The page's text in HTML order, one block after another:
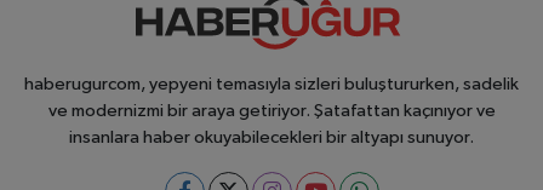
haberugurcom, yepyeni temasıyla sizleri buluştururken, sadelik
ve modernizmi bir araya getiriyor. Şatafattan kaçınıyor ve
insanlara haber okuyabilecekleri bir altyapı sunuyor.